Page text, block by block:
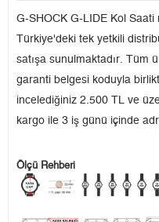
G-SHOCK G-LIDE Kol Saati
Türkiye'deki tek yetkili
satışa sunulmaktadır. Tüm
garanti belgesi koduyla
incelediğiniz 2.500 TL ve
kargo ile 3 iş günü içinde
Ölçü Rehberi